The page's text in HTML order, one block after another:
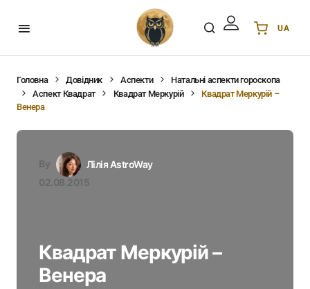
UA
DE Deutsch
Головна Довідник Аспекти
Натальні аспекти гороскопа
Аспект Квадрат
Квадрат Меркурій
Квадрат Меркурій –
Венера
By
Лілія AstroWay
02.08.2015
Квадрат Меркурій –
Венера